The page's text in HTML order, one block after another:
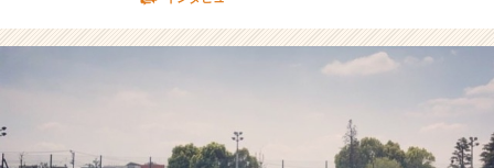
m
ム